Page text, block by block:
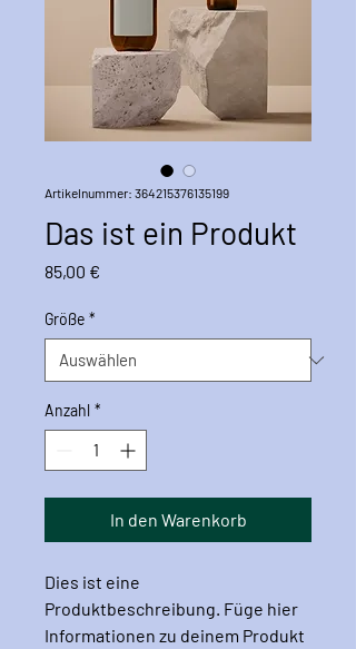
Artikelnummer: 364215376135199
Das ist ein Produkt
85,00 €
Größe *
Anzahl *
In den Warenkorb
Dies ist eine
Produktbeschreibung. Füge hier
Informationen zu deinem Produkt